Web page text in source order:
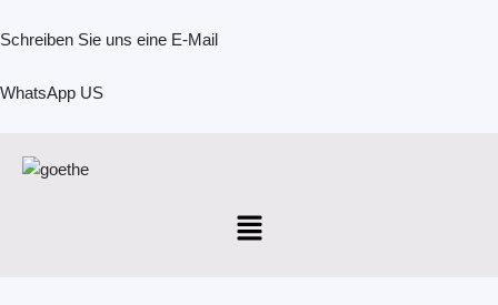
to
Schreiben Sie uns eine E-Mail
WhatsApp US
Menu
for: